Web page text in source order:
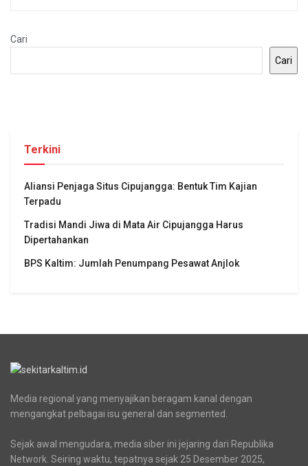
Cari
Cari
Terkini
Aliansi Penjaga Situs Cipujangga: Bentuk Tim Kajian
Terpadu
Tradisi Mandi Jiwa di Mata Air Cipujangga Harus
Dipertahankan
BPS Kaltim: Jumlah Penumpang Pesawat Anjlok
Media regional yang menyajikan beragam kanal dengan
mengangkat pelbagai isu general dan segmented.
Sejak awal mengudara, media siber ini jejaring dari Republika
Network. Seiring waktu, tepatnya sejak 25 Desember 2025,